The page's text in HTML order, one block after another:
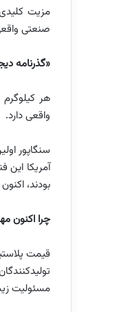
مزیت
صنعتی
«گذرنامه
هر
واقعی دارد.
آمریکا این
بودند،
چرا اکنون
مسئولیت